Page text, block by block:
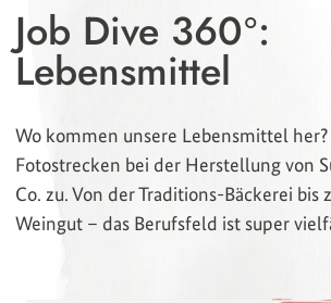
Job Dive 360°:
Lebensmittel
Wo kommen unsere Lebensmittel her?
Fotostrecken bei der Herstellung von
Co. zu. Von der Traditions-Bäckerei
Weingut – das Berufsfeld ist super